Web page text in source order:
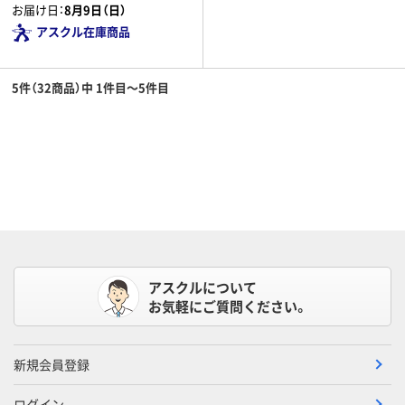
お届け日：8月9日（日）
アスクル在庫商品
5件（32商品）中 1件目～5件目
アスクルについて
お気軽にご質問ください。
新規会員登録